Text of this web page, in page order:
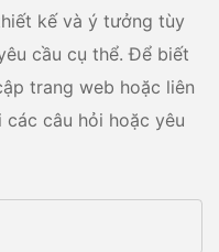
kế và ý tưởng tùy
cầu cụ thể. Để biết
trang web hoặc liên
câu hỏi hoặc yêu